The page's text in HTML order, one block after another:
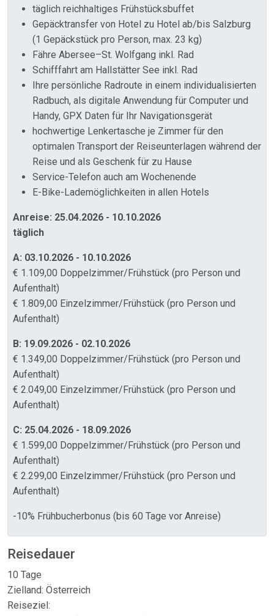
täglich reichhaltiges Frühstücksbuffet
Gepäcktransfer von Hotel zu Hotel ab/bis Salzburg
(1 Gepäckstück pro Person, max. 23 kg)
Fähre Abersee–St. Wolfgang inkl. Rad
Schifffahrt am Hallstätter See inkl. Rad
Ihre persönliche Radroute in einem individualisierten
Radbuch, als digitale Anwendung für Computer und
Handy, GPX Daten für Ihr Navigationsgerät
hochwertige Lenkertasche je Zimmer für den
optimalen Transport der Reiseunterlagen während der
Reise und als Geschenk für zu Hause
Service-Telefon auch am Wochenende
E-Bike-Lademöglichkeiten in allen Hotels
Anreise: 25.04.2026 - 10.10.2026
täglich
A: 03.10.2026 - 10.10.2026
€ 1.109,00 Doppelzimmer/Frühstück (pro Person und
Aufenthalt)
€ 1.809,00 Einzelzimmer/Frühstück (pro Person und
Aufenthalt)
B: 19.09.2026 - 02.10.2026
€ 1.349,00 Doppelzimmer/Frühstück (pro Person und
Aufenthalt)
€ 2.049,00 Einzelzimmer/Frühstück (pro Person und
Aufenthalt)
C: 25.04.2026 - 18.09.2026
€ 1.599,00 Doppelzimmer/Frühstück (pro Person und
Aufenthalt)
€ 2.299,00 Einzelzimmer/Frühstück (pro Person und
Aufenthalt)
-10% Frühbucherbonus (bis 60 Tage vor Anreise)
Reisedauer
10 Tage
Zielland: Österreich
Reiseziel: